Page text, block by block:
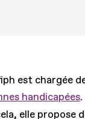
est chargée
handicapées.
elle propose